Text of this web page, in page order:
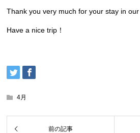
Thank you very much for your stay in our
Have a nice trip！
4月